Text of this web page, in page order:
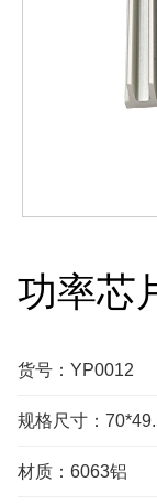
功率芯
货号：YP0012
规格尺寸：
材质：6063铝